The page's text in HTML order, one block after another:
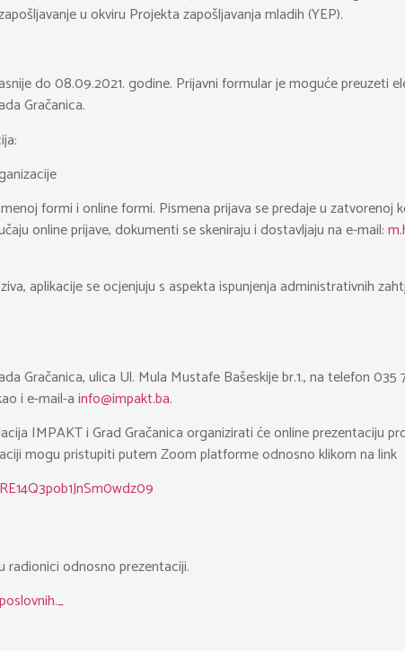
u okviru Projekta zapošljavanja mladih (YEP).
do 08.09.2021. godine. Prijavni formular je moguće preuzeti
Gračanica.
formi i online formi. Pismena prijava se predaje u zatvorenoj
online prijave, dokumenti se skeniraju i dostavljaju na e-mail:
aplikacije se ocjenjuju s aspekta ispunjenja administrativnih
Gračanica, ulica Ul. Mula Mustafe Bašeskije br.1., na telefon
i e-mail-ainfo@impakt.ba.
IMPAKT i Grad Gračanica organizirati će online prezentaciju
mogu pristupiti putem Zoom platforme odnosno klikom na link
radionici odnosno prezentaciji.